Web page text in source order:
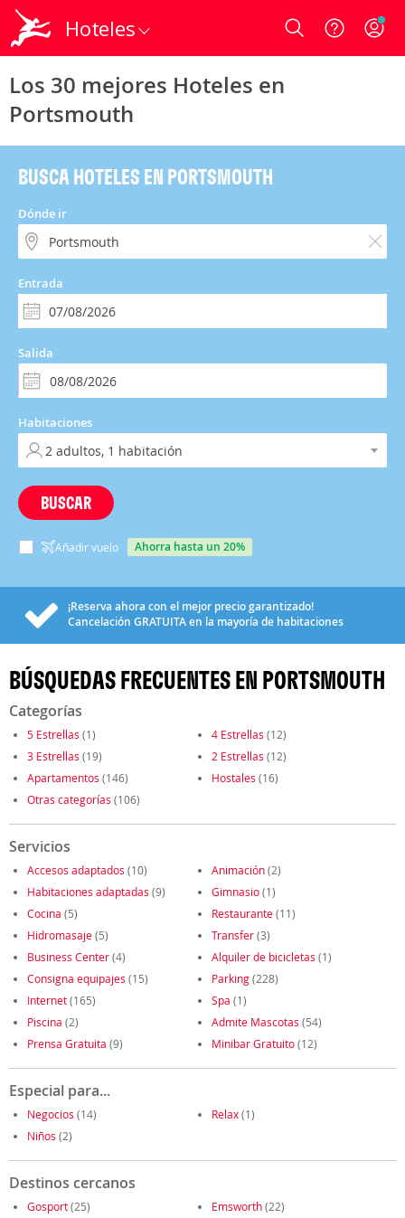
Hoteles Login
Los 30 mejores Hoteles en
Portsmouth
BUSCA HOTELES EN PORTSMOUTH
Dónde ir
Entrada
Salida
Habitaciones
BUSCAR
Añadir vuelo ahorra hasta un 20%
¡Reserva ahora con el mejor precio garantizado!
Cancelación GRATUITAen la mayoría de habitaciones
BÚSQUEDAS FRECUENTES EN PORTSMOUTH
Categorías
5 Estrellas (1) 4 Estrellas (12)
3 Estrellas (19) 2 Estrellas (12)
Apartamentos (146) Hostales (16)
Otras categorías (106)
Servicios
Accesos adaptados (10) Animación(2)
Habitaciones adaptadas (9) Gimnasio(1)
Cocina (5) Restaurante(11)
Hidromasaje(5) Transfer(3)
Business Center(4) Alquiler de bicicletas (1)
Consigna equipajes (15) Parking(228)
Internet(165) Spa (1)
Piscina (2) Admite Mascotas (54)
Prensa Gratuita (9) Minibar Gratuito(12)
Especial para...
Negocios (14) Relax(1)
Niños (2)
Destinos cercanos
Gosport(25) Emsworth(22)